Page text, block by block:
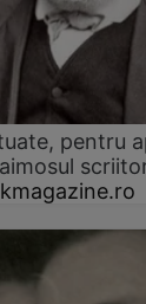
pentru